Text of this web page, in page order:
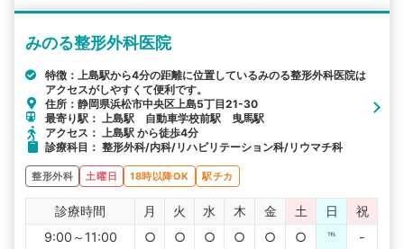
みのる整形外科医院
特徴：上島駅から4分の距離に位置しているみのる整形外科医院は
アクセスがしやすくて便利です。
住所：静岡県浜松市中央区上島5丁目21-30
最寄り駅： 上島駅 自動車学校前駅 曳馬駅
アクセス： 上島駅 から徒歩4分
診療科目： 整形外科/内科/リハビリテーション科/リウマチ科
整形外科 土曜日 18時以降OK 駅チカ
診療時間 月 火 水 木 金 土 日
祝
9:00～11:00
○ ○ ○ ○ ○ ○ ℡ -